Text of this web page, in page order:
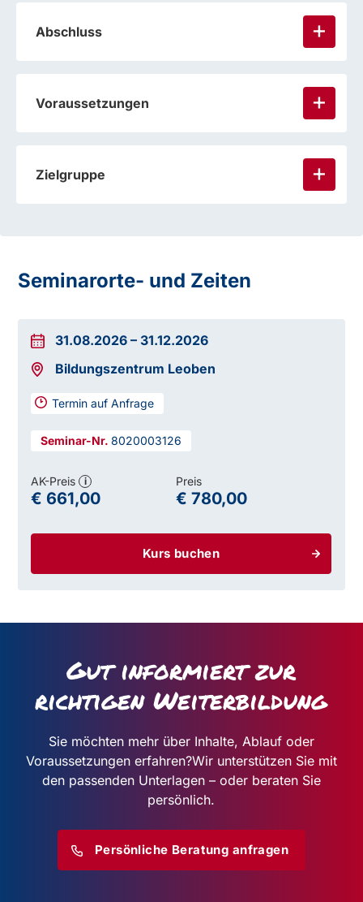
Abschluss
Voraussetzungen
Zielgruppe
Seminarorte- und Zeiten
31.08.2026 – 31.12.2026
Bildungszentrum Leoben
Termin auf Anfrage
8020003126
Kurs buchen
AK-Preis i
€ 661,00
Preis
€ 780,00
Gut informiert zur
richtigen Weiterbildung
Sie möchten mehr über Inhalte, Ablauf oder
Voraussetzungen erfahren?Wir unterstützen Sie mit
den passenden Unterlagen – oder beraten Sie
persönlich.
Persönliche Beratung anfragen